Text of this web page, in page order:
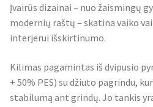
Įvairūs dizainai – nuo žaismingų
modernių raštų – skatina vaiko
interjerui išskirtinumo.
Kilimas pagamintas iš dvipusio
+ 50% PES) su džiuto pagrindu,
stabilumą ant grindų. Jo tankis